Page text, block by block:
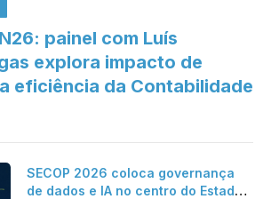
painel com Luís
explora impacto de
eficiência da Contabilidade
SECOP 2026 coloca governança
de dados e IA no centro do Estado